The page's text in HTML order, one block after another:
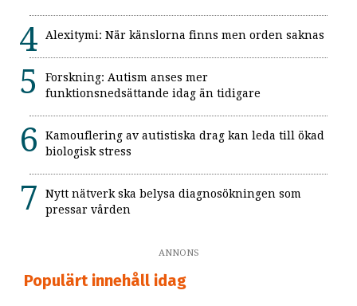
Alexitymi: När känslorna finns men orden saknas
Forskning: Autism anses mer
funktionsnedsättande idag än tidigare
Kamouflering av autistiska drag kan leda till ökad
biologisk stress
Nytt nätverk ska belysa diagnosökningen som
pressar vården
ANNONS
Populärt innehåll idag